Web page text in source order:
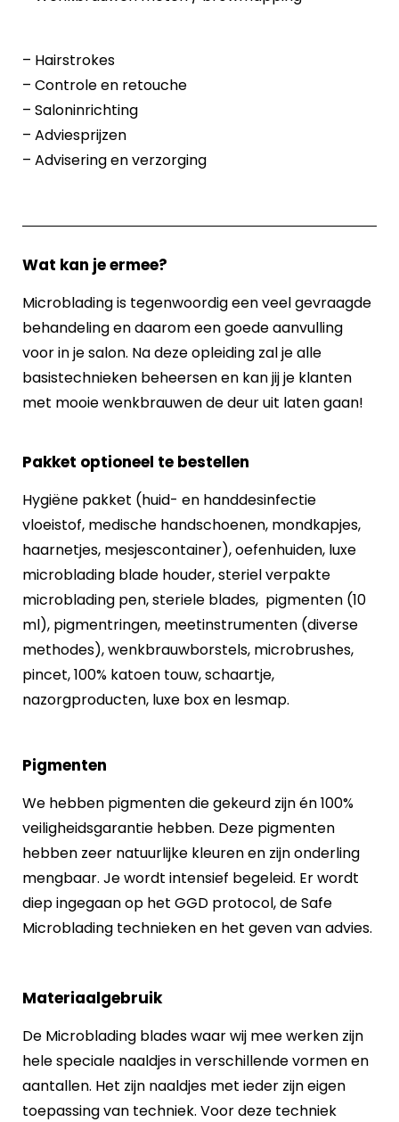
– Hairstrokes
– Controle en retouche
– Saloninrichting
– Adviesprijzen
– Advisering en verzorging
Wat kan je ermee?
Microblading is tegenwoordig een veel gevraagde
behandeling en daarom een goede aanvulling
voor in je salon. Na deze opleiding zal je alle
basistechnieken beheersen en kan jij je klanten
met mooie wenkbrauwen de deur uit laten gaan!
Pakket optioneel te bestellen
Hygiëne pakket (huid- en handdesinfectie
vloeistof, medische handschoenen, mondkapjes,
haarnetjes, mesjescontainer), oefenhuiden, luxe
microblading blade houder, steriel verpakte
microblading pen, steriele blades, pigmenten (10
ml), pigmentringen, meetinstrumenten (diverse
methodes), wenkbrauwborstels, microbrushes,
pincet, 100% katoen touw, schaartje,
nazorgproducten, luxe box en lesmap.
Pigmenten
We hebben pigmenten die gekeurd zijn én 100%
veiligheidsgarantie hebben. Deze pigmenten
hebben zeer natuurlijke kleuren en zijn onderling
mengbaar. Je wordt intensief begeleid. Er wordt
diep ingegaan op het GGD protocol, de Safe
Microblading technieken en het geven van advies.
Materiaalgebruik
De Microblading blades waar wij mee werken zijn
hele speciale naaldjes in verschillende vormen en
aantallen. Het zijn naaldjes met ieder zijn eigen
toepassing van techniek. Voor deze techniek